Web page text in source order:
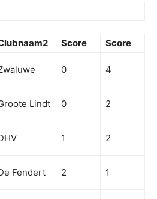
Score
Score
0 4
Lindt 0 2
1 2
Fendert 2 1